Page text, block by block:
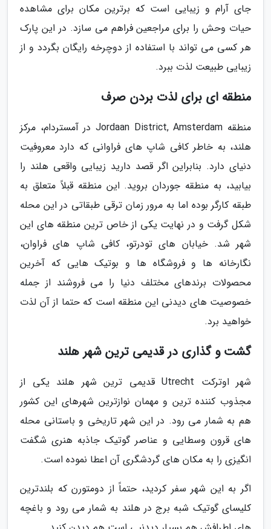
جای آرام و زیبایی است که برترین مکان برای مشاهده
حیات وحش را برای مراجعین فراهم می سازد. در این پارک
هر کسی می تواند با استفاده از دوچرخه رایگان بگردد و از
زیبایی طبیعت لذت ببرد.
منطقه ای برای لذت بردن صرف
منطقه Jordaan District, Amsterdam در آمستردام، مرکز
هلند، به خاطر کافی شاپ های فراوانی که دارد معروفیت
دنیای دارد. بنابراین اگر قصد دارید زیبایی واقعی هلند را
بیابید، به منطقه جوردان بروید. این منطقه قبلاً متعلق به
طبقه کارگر بوده اما به مرور زمان ترقی طبقاتی در این محله
شکل گرفت و در نهایت یکی از خاص ترین منطقه های این
شهر شد. خیابان های تودرتو، کافی شاپ های فراوان،
نگارخانه ها و فروشگاه ها و بوتیک هایی که آخرین
محصولات برندهای مختلف دنیا را می فروشند از جمله
خصوصیت های دیدنی این منطقه است که حتما از آن لذت
خواهید برد.
گشت و گذاری در قدیمی ترین شهر هلند
شهر اوترکت Utrecht قدیمی ترین شهر هلند یکی از
مجذوب کننده ترین و مهمان نوازترین شهرهای این کشور
هم به شمار می رود. در این شهر تاریخی و باستانی محله
های قرون وسطایی و عناصر گوتیک جاذبه هنری شگفت
انگیزی را به مکان های گردشگری آن اعطا نموده است.
اگر به این شهر سفر کردید، حتماً از دومتورن که بلندترین
کلیسای گوتیک شبه برج در هلند به شمار می رود و باغچه